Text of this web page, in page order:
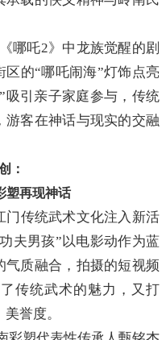
吒2》中龙族觉醒的剧
的“哪吒闹海”灯饰点亮
吸引亲子家庭参与，传统
客在神话与现实的交融
：
塑再现神话
传统武术文化注入新活
夫男孩”以电影动作为蓝
质融合，拍摄的短视频
传统武术的魅力，又打
誉度。